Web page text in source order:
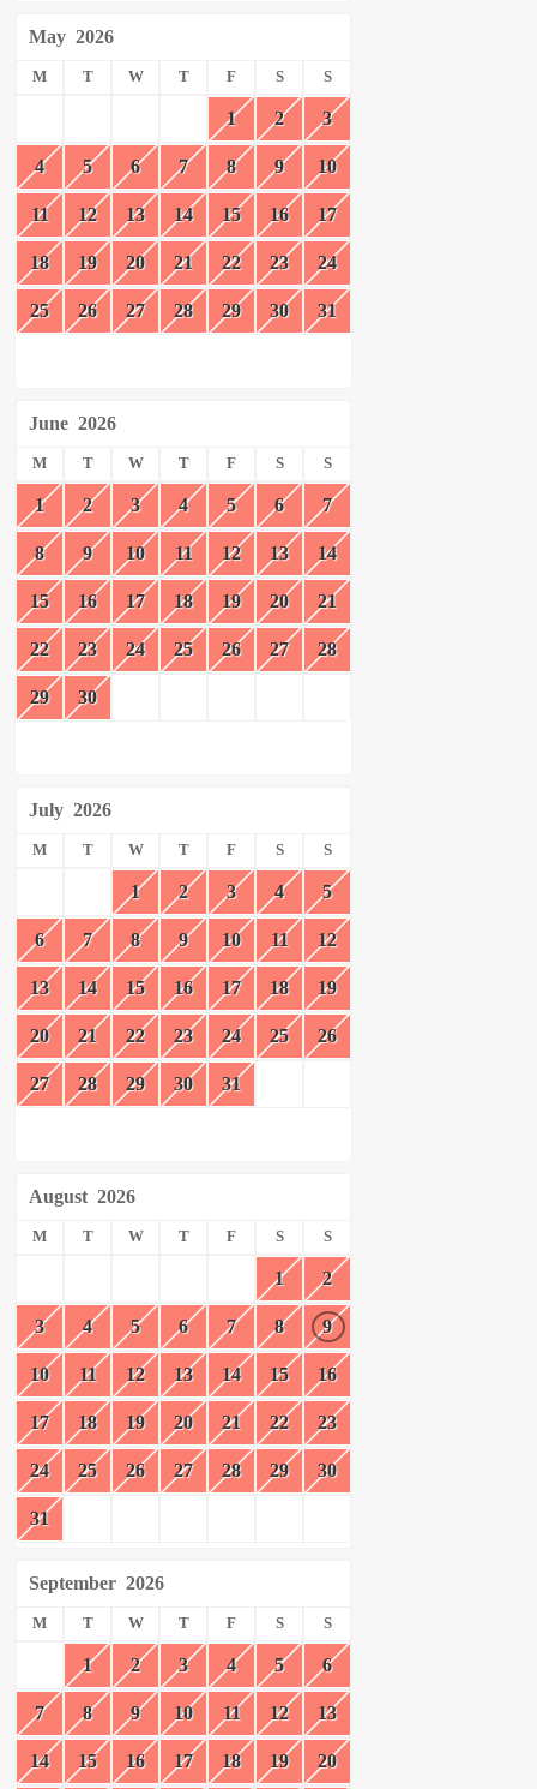
May 2026
M T W T F S S
1 2 3
4 5 6 7 8 9 10
11 12 13 14 15 16 17
18 19 20 21 22 23 24
25 26 27 28 29 30 31
June 2026
M T W T F S S
1 2 3 4 5 6 7
8 9 10 11 12 13 14
15 16 17 18 19 20 21
22 23 24 25 26 27 28
29 30
July 2026
M T W T F S S
1 2 3 4 5
6 7 8 9 10 11 12
13 14 15 16 17 18 19
20 21 22 23 24 25 26
27 28 29 30 31
August 2026
M T W T F S S
1 2
3 4 5 6 7 8 9
10 11 12 13 14 15 16
17 18 19 20 21 22 23
24 25 26 27 28 29 30
31
September 2026
M T W T F S S
1 2 3 4 5 6
7 8 9 10 11 12 13
14 15 16 17 18 19 20